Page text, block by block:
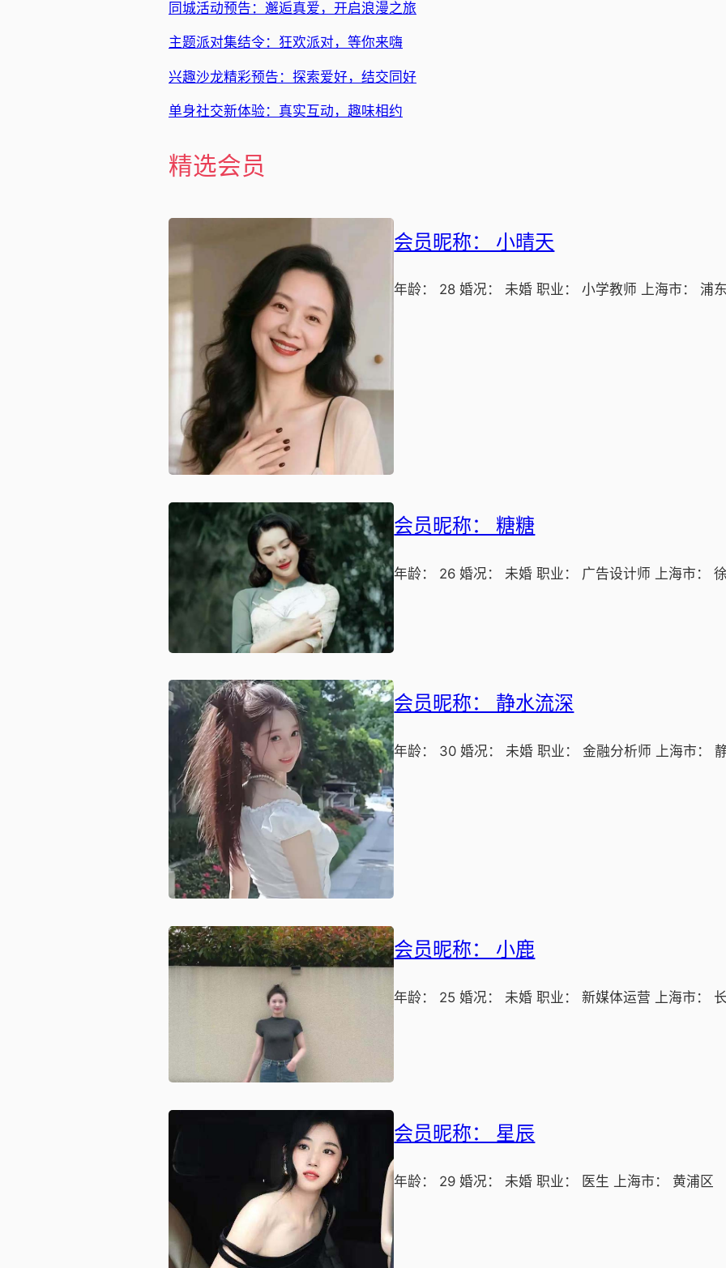
同城活动预告：邂逅真爱，开启浪漫之旅
主题派对集结令：狂欢派对，等你来嗨
兴趣沙龙精彩预告：探索爱好，结交同好
单身社交新体验：真实互动，趣味相约
精选会员
会员昵称： 小晴天
年龄： 28 婚况： 未婚 职业： 小学教师 上海市： 浦
会员昵称： 糖糖
年龄： 26 婚况： 未婚 职业： 广告设计师 上海市：
会员昵称： 静水流深
年龄： 30 婚况： 未婚 职业： 金融分析师 上海市：
会员昵称： 小鹿
年龄： 25 婚况： 未婚 职业： 新媒体运营 上海市：
会员昵称： 星辰
年龄： 29 婚况： 未婚 职业： 医生 上海市： 黄浦区